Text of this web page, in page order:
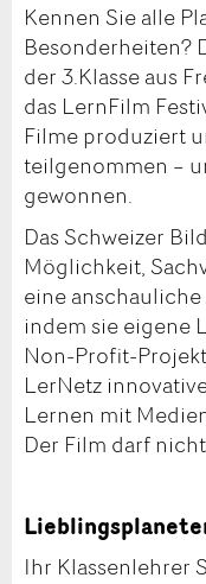
Kennen Sie alle
Besonderheiten?
der 3.Klasse aus
das LernFilm
Filme produziert
teilgenommen –
gewonnen.
Das Schweizer
Möglichkeit,
eine
indem sie eigene
Non-Profit-
LerNetz
Lernen mit
Der Film darf
Ihr Klassenlehrer